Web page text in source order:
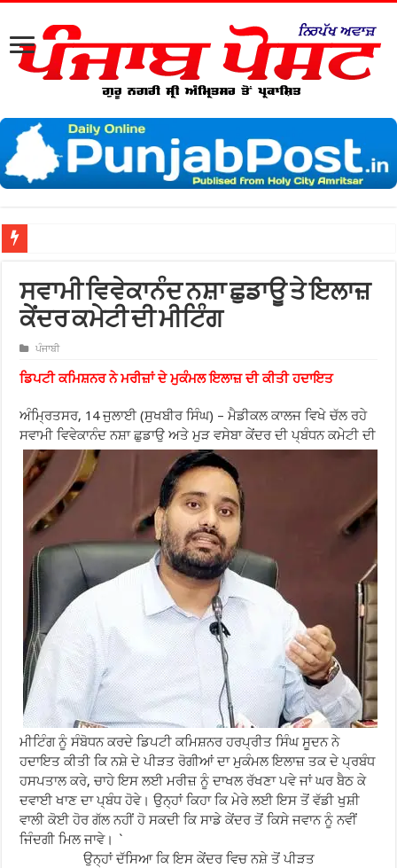
ਸਵਾਮੀ ਵਿਵੇਕਾਨੰਦ ਨਸ਼ਾ ਛੁਡਾਊ ਤੇ ਇਲਾਜ਼
ਕੇਂਦਰ ਕਮੇਟੀ ਦੀ ਮੀਟਿੰਗ
ਪੰਜਾਬੀ
ਡਿਪਟੀ ਕਮਿਸ਼ਨਰ ਨੇ ਮਰੀਜ਼ਾਂ ਦੇ ਮੁਕੰਮਲ ਇਲਾਜ਼ ਦੀ ਕੀਤੀ ਹਦਾਇਤ
ਅੰਮ੍ਰਿਤਸਰ, 14 ਜੁਲਾਈ (ਸੁਖਬੀਰ ਸਿੰਘ) – ਮੈਡੀਕਲ ਕਾਲਜ ਵਿਖੇ ਚੱਲ ਰਹੇ
ਸਵਾਮੀ ਵਿਵੇਕਾਨੰਦ ਨਸ਼ਾ ਛੁਡਾਉ ਅਤੇ ਮੁੜ ਵਸੇਬਾ ਕੇਂਦਰ ਦੀ ਪ੍ਬੰਧਨ ਕਮੇਟੀ ਦੀ
ਮੀਟਿੰਗ ਨੂੰ ਸੰਬੋਧਨ ਕਰਦੇ ਡਿਪਟੀ ਕਮਿਸ਼ਨਰ ਹਰਪ੍ਰੀਤ ਸਿੰਘ ਸੂਦਨ ਨੇ
ਹਦਾਇਤ ਕੀਤੀ ਕਿ ਨਸ਼ੇ ਦੇ ਪੀੜਤ ਰੋਗੀਆਂ ਦਾ ਮੁਕੰਮਲ ਇਲਾਜ਼ ਤਕ ਦੇ ਪ੍ਰਬੰਧ
ਹਸਪਤਾਲ ਕਰੇ, ਚਾਹੇ ਇਸ ਲਈ ਮਰੀਜ਼ ਨੂੰ ਦਾਖਲ ਰੱਖਣਾ ਪਵੇ ਜਾਂ ਘਰ ਬੈਠ ਕੇ
ਦਵਾਈ ਖਾਣ ਦਾ ਪ੍ਬੰਧ ਹੋਵੇ। ਉਨ੍ਹਾਂ ਕਿਹਾ ਕਿ ਮੇਰੇ ਲਈ ਇਸ ਤੋਂ ਵੱਡੀ ਖੁਸ਼ੀ
ਵਾਲੀ ਕੋਈ ਹੋਰ ਗੱਲ ਨਹੀਂ ਹੋ ਸਕਦੀ ਕਿ ਸਾਡੇ ਕੇਂਦਰ ਤੋਂ ਕਿਸੇ ਜਵਾਨ ਨੂੰ ਨਵੀਂ
ਜਿੰਦਗੀ ਮਿਲ ਜਾਵੇ। `
ਉਨ੍ਹਾਂ ਦੱਸਿਆ ਕਿ ਇਸ ਕੇਂਦਰ ਵਿਚ ਨਸ਼ੇ ਤੋਂ ਪੀੜਤ